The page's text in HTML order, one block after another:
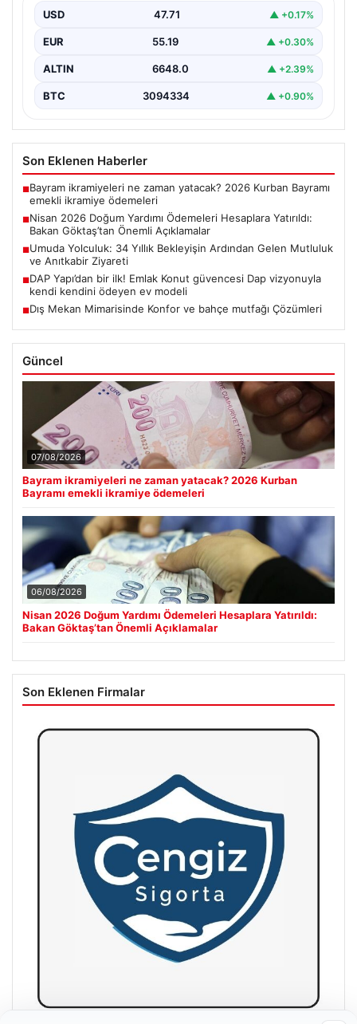
Nisan ayı doğum yardımı ödemeleri, ihtiyaç sahibi aileler
USD 47.71 ▲ +0.17%
EUR 55.19 ▲ +0.30%
ALTIN 6648.0 ▲ +2.39%
BTC 3094334 ▲ +0.90%
Son Eklenen Haberler
■Bayram ikramiyeleri ne zaman yatacak? 2026 Kurban Bayramı
emekli ikramiye ödemeleri
■Nisan 2026 Doğum Yardımı Ödemeleri Hesaplara Yatırıldı:
Bakan Göktaş’tan Önemli Açıklamalar
■Umuda Yolculuk: 34 Yıllık Bekleyişin Ardından Gelen Mutluluk
ve Anıtkabir Ziyareti
■DAP Yapı’dan bir ilk! Emlak Konut güvencesi Dap vizyonuyla
kendi kendini ödeyen ev modeli
■Dış Mekan Mimarisinde Konfor ve bahçe mutfağı Çözümleri
Güncel
07/08/2026
Bayram ikramiyeleri ne zaman yatacak? 2026 Kurban
Bayramı emekli ikramiye ödemeleri
06/08/2026
Nisan 2026 Doğum Yardımı Ödemeleri Hesaplara Yatırıldı:
Bakan Göktaş’tan Önemli Açıklamalar
Son Eklenen Firmalar